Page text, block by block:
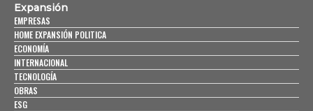
Expansión
EMPRESAS
HOME EXPANSIÓN POLITICA
ECONOMÍA
INTERNACIONAL
TECNOLOGÍA
OBRAS
ESG